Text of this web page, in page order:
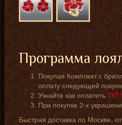
Программа
Покупая Комплект с
оплату следующей
Узнайте как оплатить 787
При покупке 2-х
Быстрая доставка по Москве,